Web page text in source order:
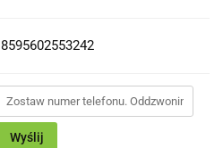
8595602553242
Wyślij